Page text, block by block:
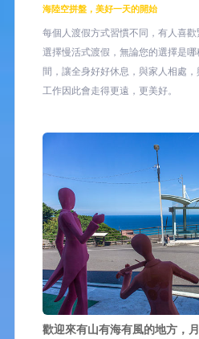
海陸空拼盤，美好一天的開始
每個人渡假方式習慣不同，有人喜
選擇慢活式渡假，無論您的選擇是
間，讓全身好好休息，與家人相處
工作因此會走得更遠，更美好。
歡迎來有山有海有風的地方，